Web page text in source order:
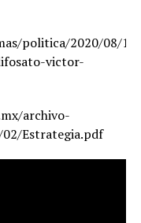
politica/2020/08/
victor-
archivo-
Estrategia.pdf